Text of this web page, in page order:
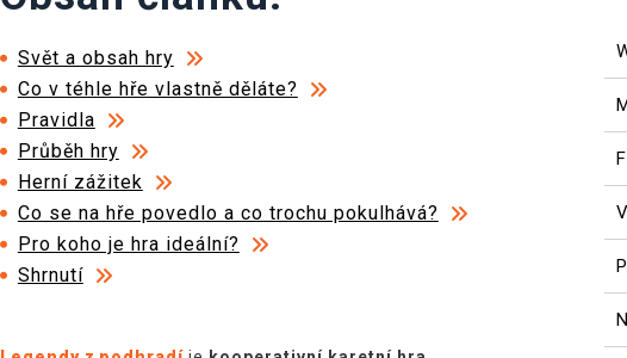
Svět a obsah hry
Co v téhle hře vlastně děláte?
Pravidla
Průběh hry
Herní zážitek
Co se na hře povedlo a co trochu pokulhává?
Pro koho je hra ideální?
Shrnutí